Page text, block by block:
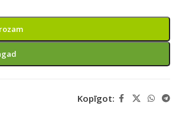
Kopīgot: